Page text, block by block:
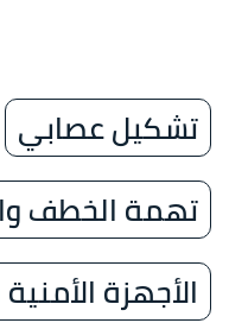
تشكيل عصابي
تهمة الخطف
الأجهزة